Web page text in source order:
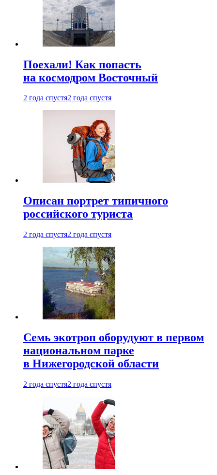
Поехали! Как попасть
на космодром Восточный
2 года спустя2 года спустя
Описан портрет типичного
российского туриста
2 года спустя2 года спустя
Семь экотроп оборудуют в первом
национальном парке
в Нижегородской области
2 года спустя2 года спустя